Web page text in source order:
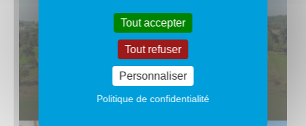
SAINT-VICTOR EN PHOTOS
Tout accepter
Tout refuser
Personnaliser
Politique de confidentialité